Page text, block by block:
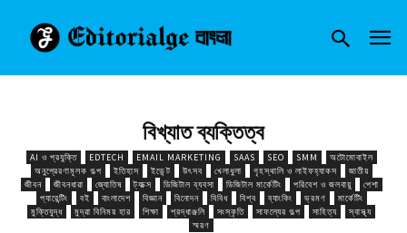
বিখ্যাত ব্যক্তিত্ব
AI ও প্রযুক্তি EDTECH EMAIL MARKETING SAAS SEO SMM
অটোমোবাইল
অনুপ্রেরণামূলক গল্প
ইতিহাস ইভেন্ট উৎসব খেলাধুলা গৃহস্থালি ও লাইফহ্যাকস
জাতীয়
জীবন
জীবনধারা জ্যোতিষ ট্যাক্স ডিজিটাল ব্যবসা ডিজিটাল মার্কেটিং পরিবেশ ও জলবায়ু
পেশা
প্যারেন্টিং
বই বাংলাদেশ বিজ্ঞান বিনোদন বিবিধ বিশ্ব ব্যাংকিং ভ্রমণ
মার্কেটিং
মুক্তিযুদ্ধ
মুদ্রা বিনিময় হার শিক্ষা শ্রদ্ধাঞ্জলি সংস্কৃতি সাফল্যের গল্প সাহিত্য
স্বাস্থ্য
স্মরণ